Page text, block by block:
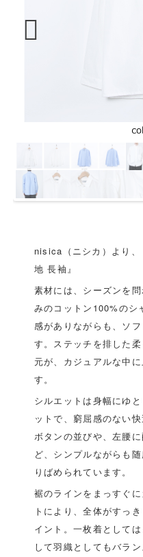
nisica（ニシカ）より
地 長袖』
素材には、シーズンを
みのコットン100%のシ
感がありながらも、ソ
す。ステッチを排した
元が、カジュアルな中
す。
シルエットは身幅にゆ
ットで、窮屈感のない
ボタンの並びや、左腰
ど、シンプルながらも
りばめられています。
裾のラインをまっすぐ
トにより、全体がすっ
イント。一枚着として
して羽織としてもバラ